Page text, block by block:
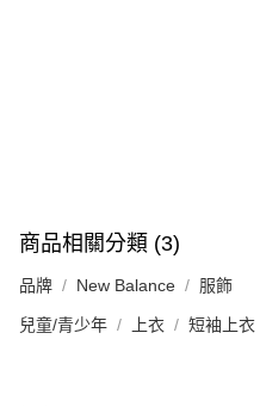
商品相關分類 (3)
品牌 New Balance 服飾
兒童/青少年 上衣 短袖上衣